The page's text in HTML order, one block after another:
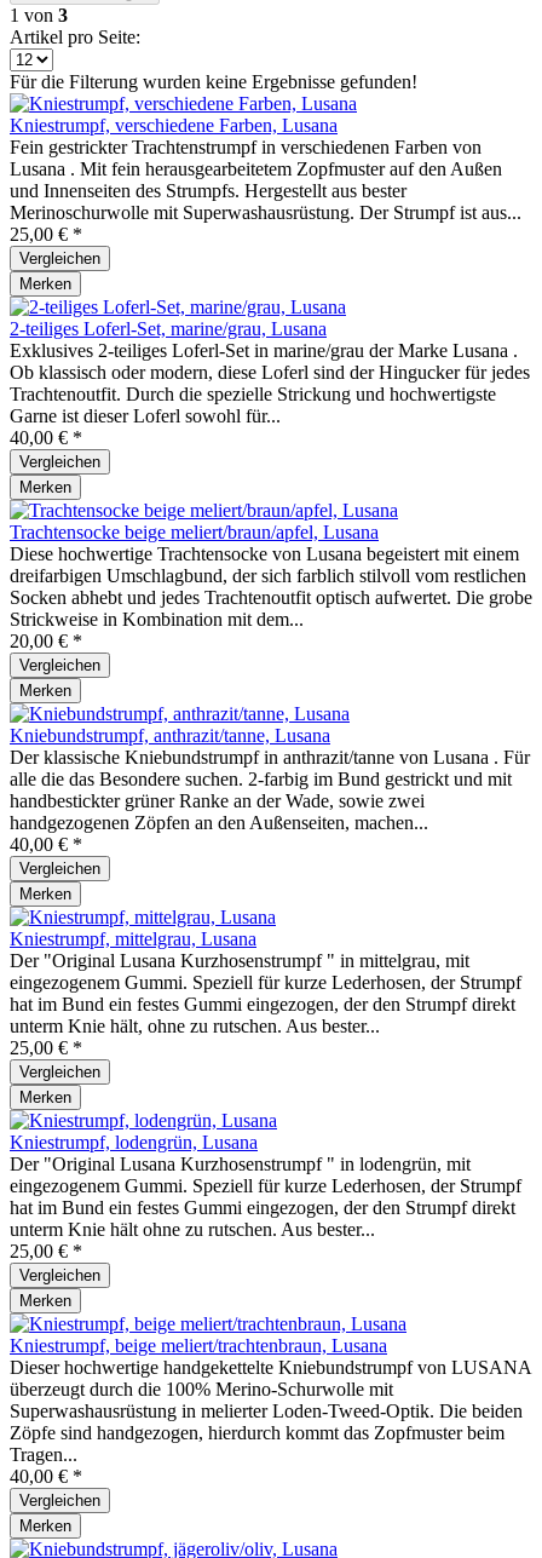
1 von 3
Artikel pro Seite:
Für die Filterung wurden keine Ergebnisse gefunden!
Kniestrumpf, verschiedene Farben, Lusana
Fein gestrickter Trachtenstrumpf in verschiedenen Farben von
Lusana . Mit fein herausgearbeitetem Zopfmuster auf den Außen
und Innenseiten des Strumpfs. Hergestellt aus bester
Merinoschurwolle mit Superwashausrüstung. Der Strumpf ist aus...
25,00 € *
Vergleichen
Merken
2-teiliges Loferl-Set, marine/grau, Lusana
Exklusives 2-teiliges Loferl-Set in marine/grau der Marke Lusana .
Ob klassisch oder modern, diese Loferl sind der Hingucker für jedes
Trachtenoutfit. Durch die spezielle Strickung und hochwertigste
Garne ist dieser Loferl sowohl für...
40,00 € *
Vergleichen
Merken
Trachtensocke beige meliert/braun/apfel, Lusana
Diese hochwertige Trachtensocke von Lusana begeistert mit einem
dreifarbigen Umschlagbund, der sich farblich stilvoll vom restlichen
Socken abhebt und jedes Trachtenoutfit optisch aufwertet. Die grobe
Strickweise in Kombination mit dem...
20,00 € *
Vergleichen
Merken
Kniebundstrumpf, anthrazit/tanne, Lusana
Der klassische Kniebundstrumpf in anthrazit/tanne von Lusana . Für
alle die das Besondere suchen. 2-farbig im Bund gestrickt und mit
handbestickter grüner Ranke an der Wade, sowie zwei
handgezogenen Zöpfen an den Außenseiten, machen...
40,00 € *
Vergleichen
Merken
Kniestrumpf, mittelgrau, Lusana
Der "Original Lusana Kurzhosenstrumpf " in mittelgrau, mit
eingezogenem Gummi. Speziell für kurze Lederhosen, der Strumpf
hat im Bund ein festes Gummi eingezogen, der den Strumpf direkt
unterm Knie hält, ohne zu rutschen. Aus bester...
25,00 € *
Vergleichen
Merken
Kniestrumpf, lodengrün, Lusana
Der "Original Lusana Kurzhosenstrumpf " in lodengrün, mit
eingezogenem Gummi. Speziell für kurze Lederhosen, der Strumpf
hat im Bund ein festes Gummi eingezogen, der den Strumpf direkt
unterm Knie hält ohne zu rutschen. Aus bester...
25,00 € *
Vergleichen
Merken
Kniestrumpf, beige meliert/trachtenbraun, Lusana
Dieser hochwertige handgekettelte Kniebundstrumpf von LUSANA
überzeugt durch die 100% Merino-Schurwolle mit
Superwashausrüstung in melierter Loden-Tweed-Optik. Die beiden
Zöpfe sind handgezogen, hierdurch kommt das Zopfmuster beim
Tragen...
40,00 € *
Vergleichen
Merken